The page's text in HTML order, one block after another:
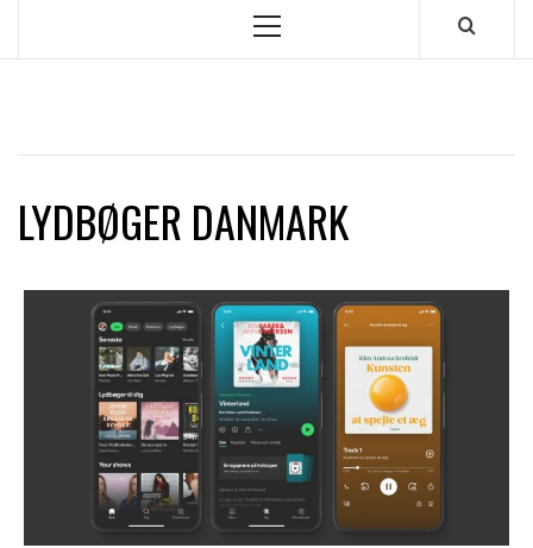
Primary
LYDBØGER DANMARK